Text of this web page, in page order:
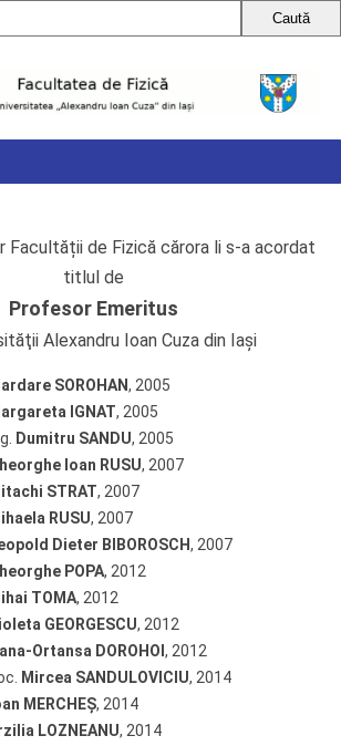
Facultății de Fizică cărora li s-a acordat
titlul de
Profesor Emeritus
Alexandru Ioan Cuza din Iaşi
SOROHAN, 2005
IGNAT, 2005
Dumitru SANDU, 2005
Ioan RUSU, 2007
STRAT, 2007
RUSU, 2007
Dieter BIBOROSCH, 2007
POPA, 2012
TOMA, 2012
GEORGESCU, 2012
Ortansa DOROHOI , 2012
Mircea SANDULOVICIU, 2014
MERCHEŞ, 2014
LOZNEANU, 2014